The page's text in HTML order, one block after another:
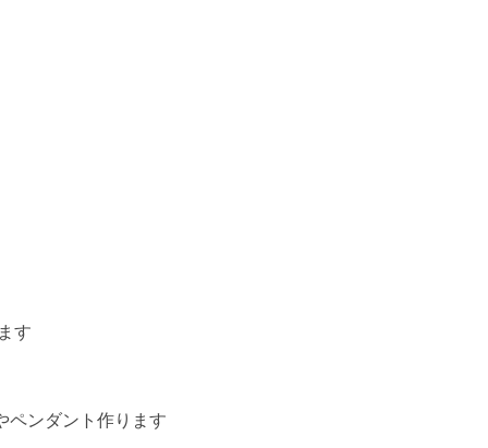
す
ペンダント作ります